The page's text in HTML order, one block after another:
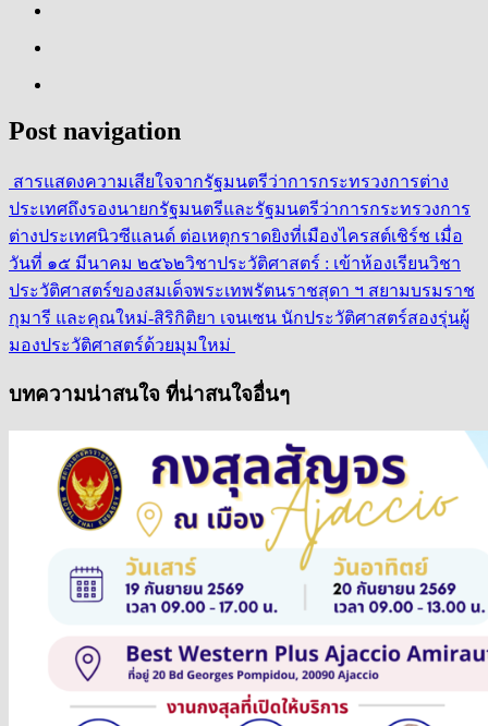
Post navigation
สารแสดงความเสียใจจากรัฐมนตรีว่าการกระทรวงการต่าง
ประเทศถึงรองนายกรัฐมนตรีและรัฐมนตรีว่าการกระทรวงการ
ต่างประเทศนิวซีแลนด์ ต่อเหตุกราดยิงที่เมืองไครสต์เชิร์ช เมื่อ
วันที่ ๑๕ มีนาคม ๒๕๖๒วิชาประวัติศาสตร์ : เข้าห้องเรียนวิชา
ประวัติศาสตร์ของสมเด็จพระเทพรัตนราชสุดา ฯ สยามบรมราช
กุมารี และคุณใหม่-สิริกิติยา เจนเซน นักประวัติศาสตร์สองรุ่นผู้
มองประวัติศาสตร์ด้วยมุมใหม่
บทความน่าสนใจ ที่น่าสนใจอื่นๆ